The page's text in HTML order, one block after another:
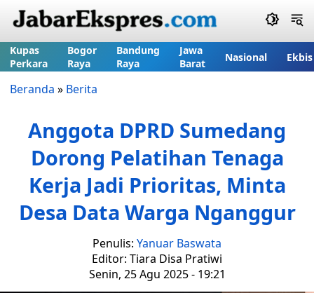
Kupas
Perkara
Bogor
Raya
Bandung
Raya
Jawa
Barat
Nasional Ekbis
Beranda » Berita
Anggota DPRD Sumedang
Dorong Pelatihan Tenaga
Kerja Jadi Prioritas, Minta
Desa Data Warga Nganggur
Penulis: Yanuar Baswata
Editor: Tiara Disa Pratiwi
Senin, 25 Agu 2025 - 19:21